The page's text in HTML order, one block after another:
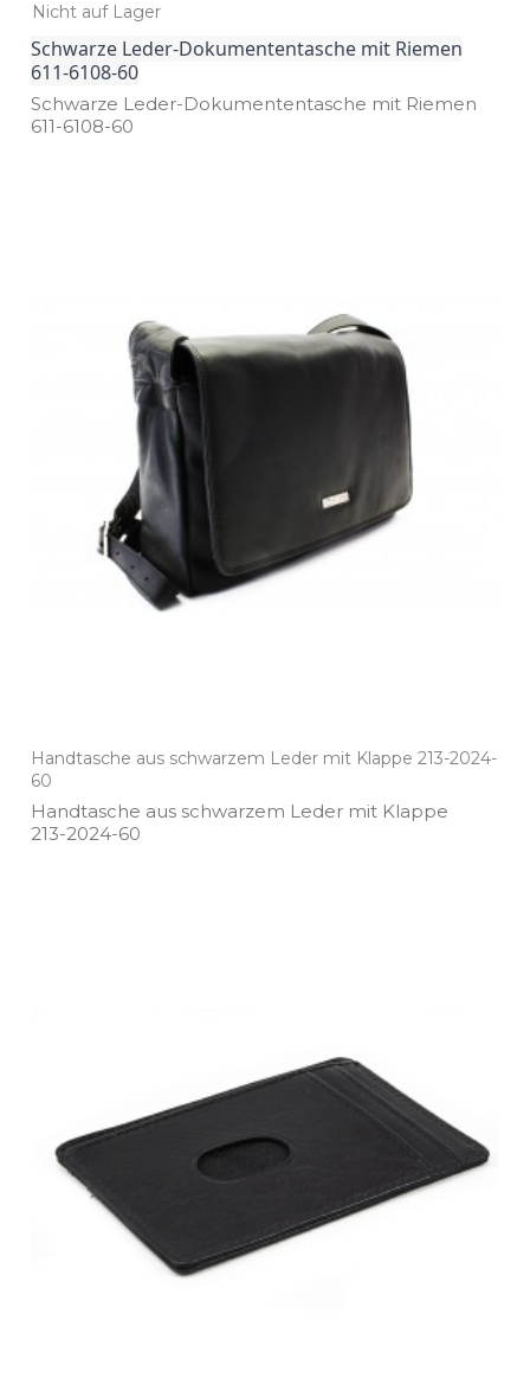
Nicht auf Lager
Schwarze Leder-Dokumententasche mit Riemen
611-6108-60
Schwarze Leder­-Dokumententasche mit Riemen
611­-6108­-60
Handtasche aus schwarzem Leder mit Klappe 213-2024-
60
Handtasche aus schwarzem Leder mit Klappe
213­-2024­-60